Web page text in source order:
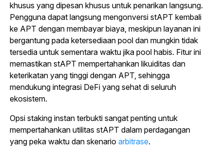
khusus yang dipesan khusus untuk penarikan langsung.
Pengguna dapat langsung mengonversi stAPT kembali
ke APT dengan membayar biaya, meskipun layanan ini
bergantung pada ketersediaan pool dan mungkin tidak
tersedia untuk sementara waktu jika pool habis. Fitur ini
memastikan stAPT mempertahankan likuiditas dan
keterikatan yang tinggi dengan APT, sehingga
mendukung integrasi DeFi yang sehat di seluruh
ekosistem.
Opsi staking instan terbukti sangat penting untuk
mempertahankan utilitas stAPT dalam perdagangan
yang peka waktu dan skenario arbitrase.